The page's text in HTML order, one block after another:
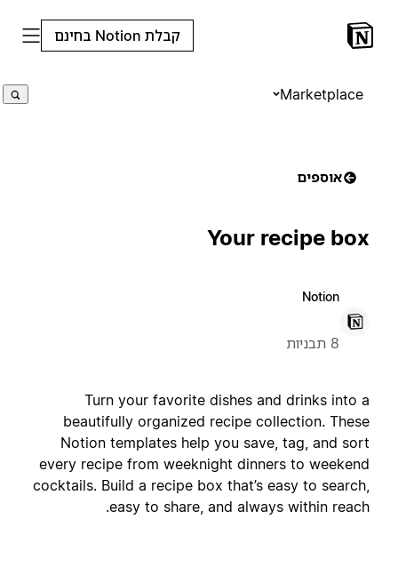
קבלת Notion בחינם
Marketplace
אוספים
Your recipe box
Notion
8 תבניות
Turn your favorite dishes and drinks into a
beautifully organized recipe collection. These
Notion templates help you save, tag, and sort
every recipe from weeknight dinners to weekend
cocktails. Build a recipe box that’s easy to search,
easy to share, and always within reach.